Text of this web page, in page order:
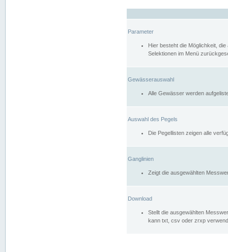
Parameter
Hier besteht die Möglichkeit,
Selektionen im Menü
Gewässerauswahl
Alle Gewässer werden
Auswahl des Pegels
Die Pegellisten zeigen alle
Ganglinien
Zeigt die ausgewählten
Download
Stellt die ausgewählten
kann txt, csv oder zrxp